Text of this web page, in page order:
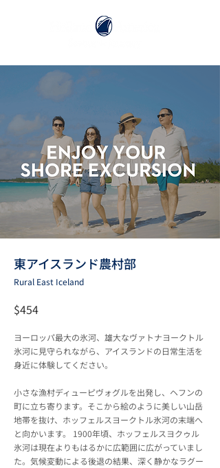
東アイスランド農村部
Rural East Iceland
$454
ヨーロッパ最大の氷河、雄大なヴァトナヨークトル
氷河に見守られながら、アイスランドの日常生活を
身近に体験してください。
小さな漁村ディューピヴォグルを出発し、ヘフンの
町に立ち寄ります。そこから絵のように美しい山岳
地帯を抜け、ホッフェルスヨークトル氷河の末端へ
と向かいます。 1900年頃、ホッフェルスヨクゥル
氷河は現在よりもはるかに広範囲に広がっていまし
た。気候変動による後退の結果、深く静かなラグー